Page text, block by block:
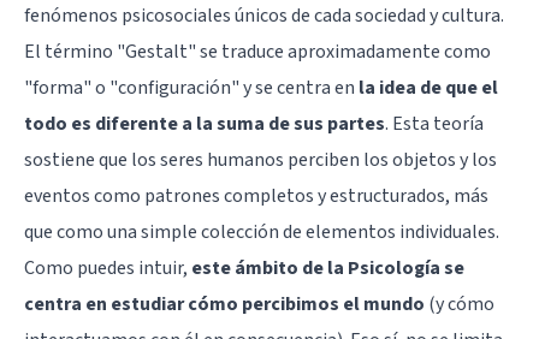
fenómenos psicosociales únicos de cada sociedad y cultura.
El término "Gestalt" se traduce aproximadamente como
"forma" o "configuración" y se centra en la idea de que el
todo es diferente a la suma de sus partes. Esta teoría
sostiene que los seres humanos perciben los objetos y los
eventos como patrones completos y estructurados, más
que como una simple colección de elementos individuales.
Como puedes intuir, este ámbito de la Psicología se
centra en estudiar cómo percibimos el mundo (y cómo